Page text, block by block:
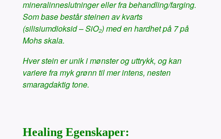
mineralinneslutninger eller fra behandling/farging.
Som base består steinen av kvarts
(silisiumdioksid – SiO₂) med en hardhet på 7 på
Mohs skala.
Hver stein er unik i mønster og uttrykk, og kan
variere fra myk grønn til mer intens, nesten
smaragdaktig tone.
Healing Egenskaper: